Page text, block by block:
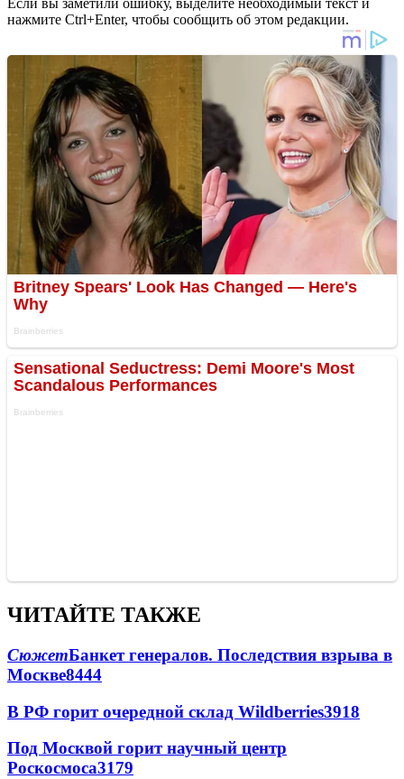
нажмите Ctrl+Enter, чтобы сообщить об этом редакции.
ЧИТАЙТЕ ТАКЖЕ
СюжетБанкет генералов. Последствия взрыва в
Москве8444
В РФ горит очередной склад Wildberries3918
Под Москвой горит научный центр
Роскосмоса3179